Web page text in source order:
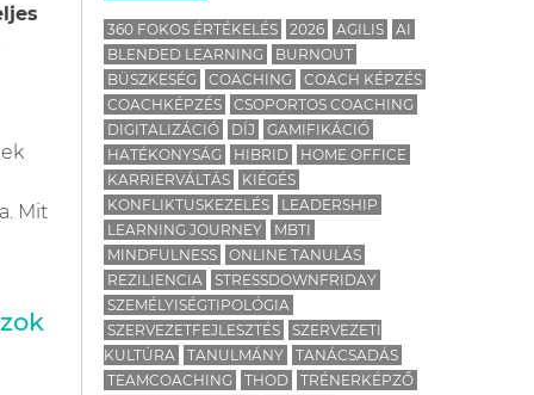
Mit
360 FOKOS ÉRTÉKELÉS 2026 AGILIS
AI
BLENDED LEARNING
BURNOUT
BÜSZKESÉG
COACHING
COACH KÉPZÉS
COACHKÉPZÉS
CSOPORTOS COACHING
DIGITALIZÁCIÓ
DÍJ
GAMIFIKÁCIÓ
HATÉKONYSÁG
HIBRID
HOME OFFICE
KARRIERVÁLTÁS
KIÉGÉS
KONFLIKTUSKEZELÉS
LEADERSHIP
LEARNING JOURNEY
MBTI
MINDFULNESS
ONLINE TANULÁS
REZILIENCIA
STRESSDOWNFRIDAY
SZEMÉLYISÉGTIPOLÓGIA
SZERVEZETFEJLESZTÉS
SZERVEZETI
KULTÚRA
TANULMÁNY
TANÁCSADÁS
TEAMCOACHING
THOD
TRÉNERKÉPZŐ